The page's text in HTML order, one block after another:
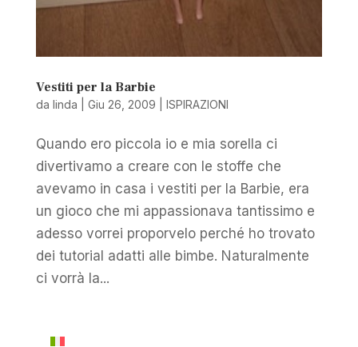
Vestiti per la Barbie
da linda Giu 26, 2009 ISPIRAZIONI
Quando ero piccola io e mia sorella ci
divertivamo a creare con le stoffe che
avevamo in casa i vestiti per la Barbie, era
un gioco che mi appassionava tantissimo e
adesso vorrei proporvelo perché ho trovato
dei tutorial adatti alle bimbe. Naturalmente
ci vorrà la...